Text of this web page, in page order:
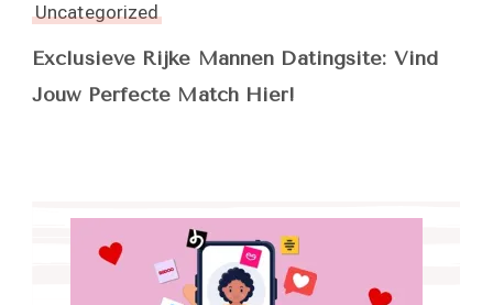
Uncategorized
Exclusieve Rijke Mannen Datingsite: Vind
Jouw Perfecte Match Hier!